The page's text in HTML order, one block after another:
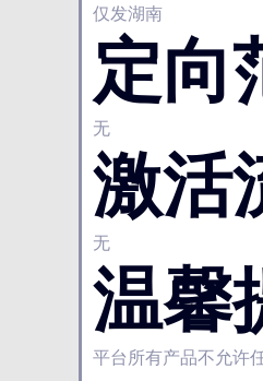
仅发湖南
定向
无
激活
无
温馨
平台所有产品不允许